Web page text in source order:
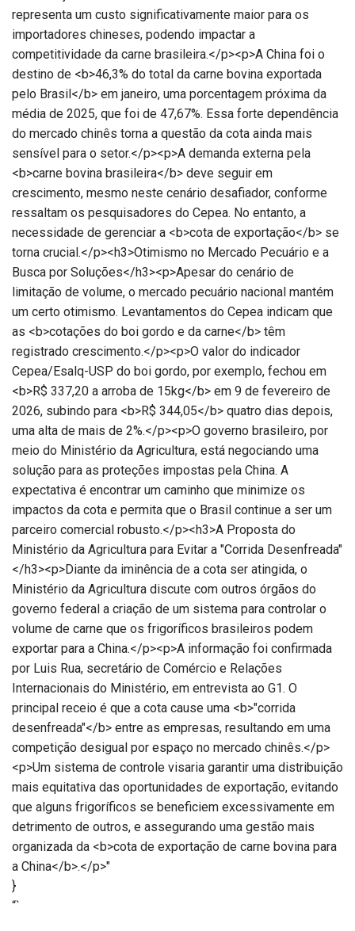
representa um custo significativamente maior para os
importadores chineses, podendo impactar a
competitividade da carne brasileira.</p><p>A China foi o
destino de <b>46,3% do total da carne bovina exportada
pelo Brasil</b> em janeiro, uma porcentagem próxima da
média de 2025, que foi de 47,67%. Essa forte dependência
do mercado chinês torna a questão da cota ainda mais
sensível para o setor.</p><p>A demanda externa pela
<b>carne bovina brasileira</b> deve seguir em
crescimento, mesmo neste cenário desafiador, conforme
ressaltam os pesquisadores do Cepea. No entanto, a
necessidade de gerenciar a <b>cota de exportação</b> se
torna crucial.</p><h3>Otimismo no Mercado Pecuário e a
Busca por Soluções</h3><p>Apesar do cenário de
limitação de volume, o mercado pecuário nacional mantém
um certo otimismo. Levantamentos do Cepea indicam que
as <b>cotações do boi gordo e da carne</b> têm
registrado crescimento.</p><p>O valor do indicador
Cepea/Esalq-USP do boi gordo, por exemplo, fechou em
<b>R$ 337,20 a arroba de 15kg</b> em 9 de fevereiro de
2026, subindo para <b>R$ 344,05</b> quatro dias depois,
uma alta de mais de 2%.</p><p>O governo brasileiro, por
meio do Ministério da Agricultura, está negociando uma
solução para as proteções impostas pela China. A
expectativa é encontrar um caminho que minimize os
impactos da cota e permita que o Brasil continue a ser um
parceiro comercial robusto.</p><h3>A Proposta do
Ministério da Agricultura para Evitar a "Corrida Desenfreada"
</h3><p>Diante da iminência de a cota ser atingida, o
Ministério da Agricultura discute com outros órgãos do
governo federal a criação de um sistema para controlar o
volume de carne que os frigoríficos brasileiros podem
exportar para a China.</p><p>A informação foi confirmada
por Luis Rua, secretário de Comércio e Relações
Internacionais do Ministério, em entrevista ao G1. O
principal receio é que a cota cause uma <b>"corrida
desenfreada"</b> entre as empresas, resultando em uma
competição desigual por espaço no mercado chinês.</p>
<p>Um sistema de controle visaria garantir uma distribuição
mais equitativa das oportunidades de exportação, evitando
que alguns frigoríficos se beneficiem excessivamente em
detrimento de outros, e assegurando uma gestão mais
organizada da <b>cota de exportação de carne bovina para
a China</b>.</p>"
}
“`